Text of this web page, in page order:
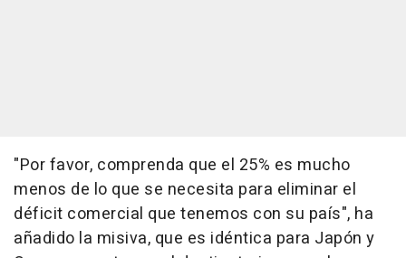
"Por favor, comprenda que el 25% es mucho
menos de lo que se necesita para eliminar el
déficit comercial que tenemos con su país", ha
añadido la misiva, que es idéntica para Japón y